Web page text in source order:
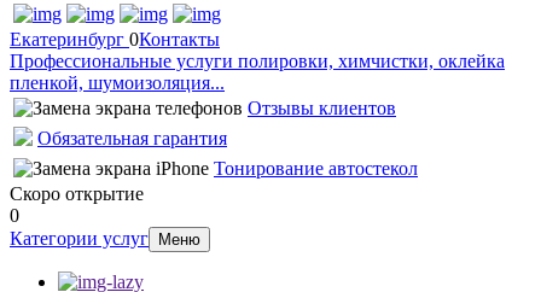
Екатеринбург 0Контакты
Профессиональные услуги полировки, химчистки, оклейка
пленкой, шумоизоляция...
Отзывы клиентов
Обязательная гарантия
Тонирование автостекол
Скоро открытие
0
Категории услуг
Меню